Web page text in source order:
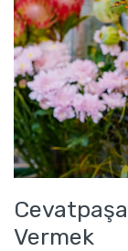
Vermek